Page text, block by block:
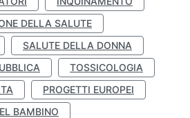
DELLA SALUTE
SALUTE DELLA DONNA
TOSSICOLOGIA
PROGETTI EUROPEI
BAMBINO